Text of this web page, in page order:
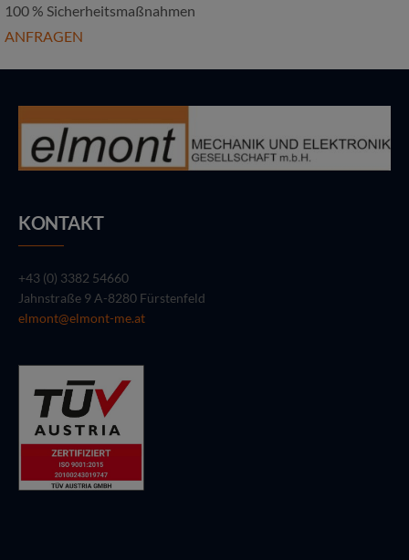
100 % Sicherheitsmaßnahmen
ANFRAGEN
KONTAKT
+43 (0) 3382 54660
Jahnstraße 9 A-8280 Fürstenfeld
elmont@elmont-me.at